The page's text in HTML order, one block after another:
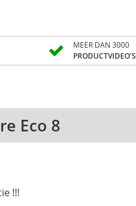
MEER DAN 3000
PRODUCTVIDEO'S
Eco 8
!!!